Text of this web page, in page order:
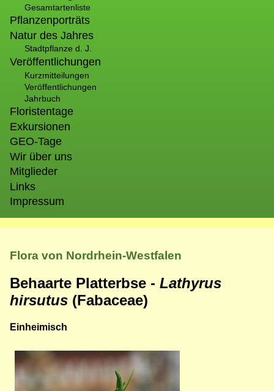
Gesamtartenliste
Pflanzenporträts
Natur des Jahres
Stadtpflanze d. J.
Veröffentlichungen
Kurzmitteilungen
Veröffentlichungen
Jahrbuch
Floristentage
Exkursionen
GEO-Tage
Wir über uns
Mitglieder
Links
Impressum
Flora von Nordrhein-Westfalen
Behaarte Platterbse - Lathyrus
hirsutus (Fabaceae)
Einheimisch
Bild